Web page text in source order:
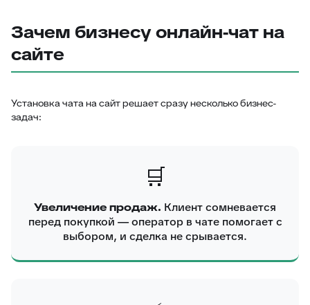
Зачем бизнесу онлайн-чат на
сайте
Установка чата на сайт решает сразу несколько бизнес-
задач:
🛒
Увеличение продаж. Клиент сомневается
перед покупкой — оператор в чате помогает с
выбором, и сделка не срывается.